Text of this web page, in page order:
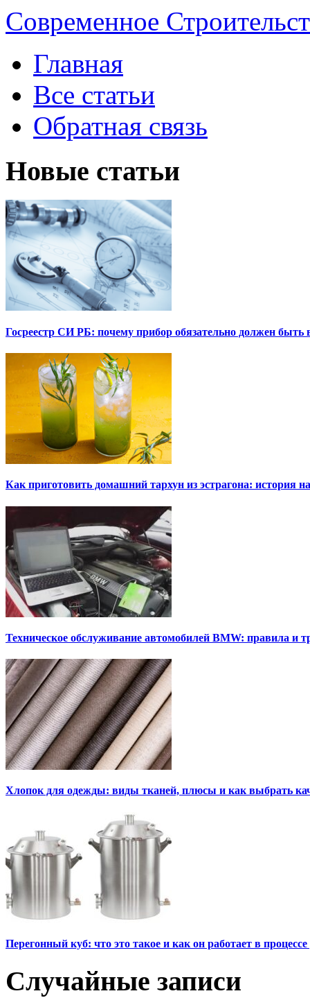
Современное
Главная
Все статьи
Обратная связь
Новые статьи
Госреестр СИ РБ: почему прибор обязательно должен быть
Как приготовить домашний тархун из эстрагона: история
Техническое обслуживание автомобилей BMW: правила и
Хлопок для одежды: виды тканей, плюсы и как выбрать
Перегонный куб: что это такое и как он работает в
Случайные записи